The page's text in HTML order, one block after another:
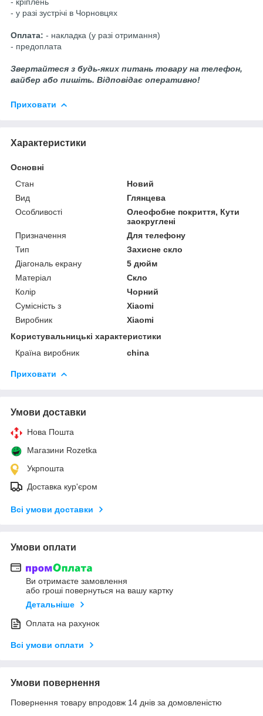
- у разі зустрічі в Чорновцях
Оплата: - накладка (у разі отримання)
- предоплата
Звертайтеся з будь-яких питань товару на телефон,
вайбер або пишіть. Відповідає оперативно!
Приховати
Характеристики
Основні
Стан
Новий
Вид
Глянцева
Особливості
Олеофобне покриття, Кути
заокруглені
Призначення
Для телефону
Тип
Захисне скло
Діагональ екрану
5 дюйм
Матеріал
Скло
Колір
Чорний
Сумісність з
Xiaomi
Виробник
Xiaomi
Користувальницькі характеристики
Країна виробник
china
Приховати
Умови доставки
Нова Пошта
Магазини Rozetka
Укрпошта
Доставка кур'єром
Всі умови доставки
Умови оплати
Ви отримаєте замовлення
або гроші повернуться на вашу картку
Детальніше
Оплата на рахунок
Всі умови оплати
Умови повернення
Повернення товару впродовж 14 днів за домовленістю